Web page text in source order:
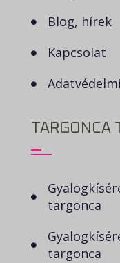
Blog, hírek
Kapcsolat
TARGONCA
targonca
targonca